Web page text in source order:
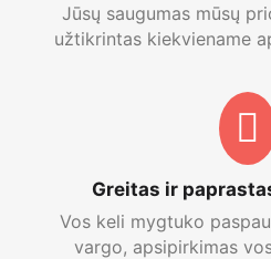
Jūsų saugumas mūsų
užtikrintas kiekviename
Greitas ir
Vos keli mygtuko
vargo, apsipirkimas